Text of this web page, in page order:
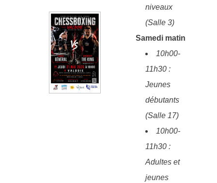
niveaux
(Salle 3)
Samedi matin
10h00-
11h30 :
Jeunes
débutants
(Salle 17)
10h00-
11h30 :
Adultes et
jeunes